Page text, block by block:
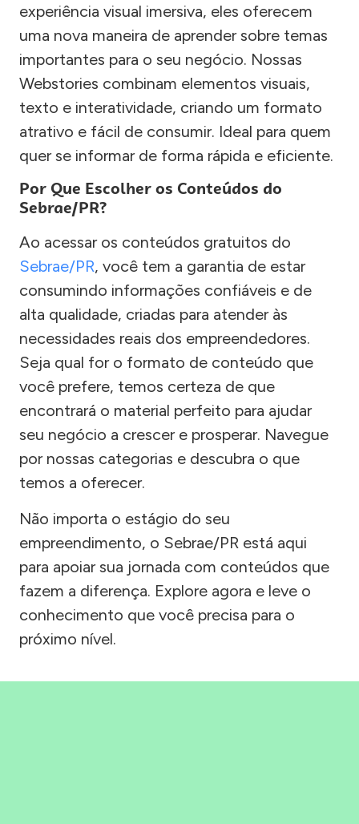
experiência visual imersiva, eles oferecem
uma nova maneira de aprender sobre temas
importantes para o seu negócio. Nossas
Webstories combinam elementos visuais,
texto e interatividade, criando um formato
atrativo e fácil de consumir. Ideal para quem
quer se informar de forma rápida e eficiente.
Por Que Escolher os Conteúdos do
Sebrae/PR?
Ao acessar os conteúdos gratuitos do
Sebrae/PR, você tem a garantia de estar
consumindo informações confiáveis e de
alta qualidade, criadas para atender às
necessidades reais dos empreendedores.
Seja qual for o formato de conteúdo que
você prefere, temos certeza de que
encontrará o material perfeito para ajudar
seu negócio a crescer e prosperar. Navegue
por nossas categorias e descubra o que
temos a oferecer.
Não importa o estágio do seu
empreendimento, o Sebrae/PR está aqui
para apoiar sua jornada com conteúdos que
fazem a diferença. Explore agora e leve o
conhecimento que você precisa para o
próximo nível.